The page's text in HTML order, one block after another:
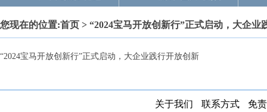
您现在的位置:首页 > “2024宝马开放创新行”正式启动，大企业
“2024宝马开放创新行”正式启动，大企业践行开放创新
关于我们 联系方式 免